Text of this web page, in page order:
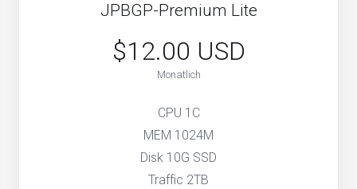
JPBGP-Premium Lite
$12.00 USD
Monatlich
CPU 1C
MEM 1024M
Disk 10G SSD
Traffic 2TB